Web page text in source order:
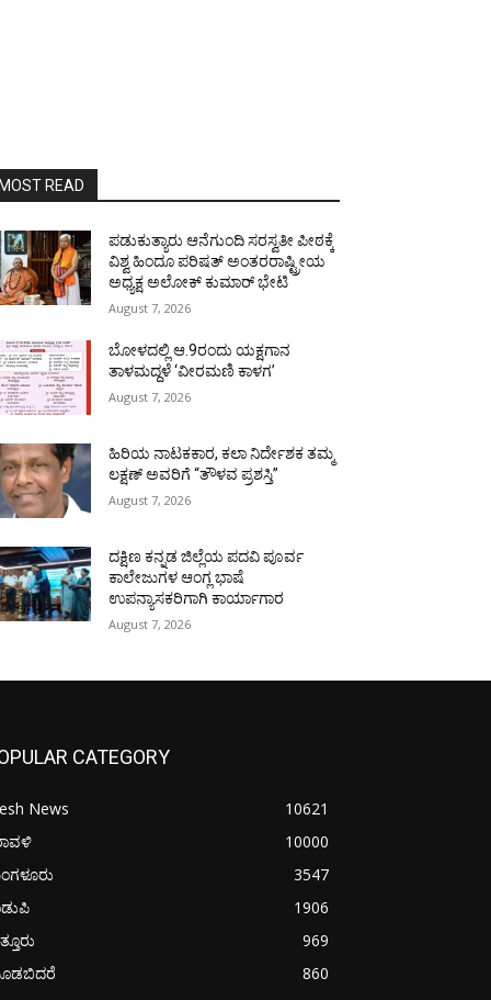
READ
ಪಡುಕುತ್ಯಾರು ಆನೆಗುಂದಿ ಸರಸ್ವತೀ ಪೀಠಕ್ಕೆ
ವಿಶ್ವ ಹಿಂದೂ ಪರಿಷತ್ ಅಂತರರಾಷ್ಟ್ರೀಯ
ಅಧ್ಯಕ್ಷ ಅಲೋಕ್ ಕುಮಾರ್ ಭೇಟಿ
August 7, 2026
ಬೋಳದಲ್ಲಿ ಆ.9ರಂದು ಯಕ್ಷಗಾನ
ತಾಳಮದ್ದಳೆ ‘ವೀರಮಣಿ ಕಾಳಗ’
August 7, 2026
ಹಿರಿಯ ನಾಟಕಕಾರ, ಕಲಾ ನಿರ್ದೇಶಕ ತಮ್ಮ
ಲಕ್ಷಣ್ ಅವರಿಗೆ “ತೌಳವ ಪ್ರಶಸ್ತಿ”
August 7, 2026
ದಕ್ಷಿಣ ಕನ್ನಡ ಜಿಲ್ಲೆಯ ಪದವಿ ಪೂರ್ವ
ಕಾಲೇಜುಗಳ ಆಂಗ್ಲ ಭಾಷೆ
ಉಪನ್ಯಾಸಕರಿಗಾಗಿ ಕಾರ್ಯಾಗಾರ
August 7, 2026
CATEGORY
News
10621
10000
3547
1906
969
860